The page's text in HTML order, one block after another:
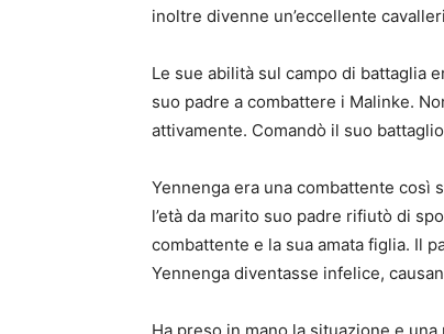
inoltre divenne un’eccellente
Le sue abilità sul campo di battaglia
suo padre a combattere i Malinke.
attivamente. Comandò il suo
Yennenga era una combattente così
l’età da marito suo padre rifiutò di
combattente e la sua amata figlia. Il
Yennenga diventasse infelice,